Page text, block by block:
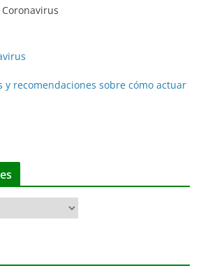
y recomendaciones sobre cómo actuar